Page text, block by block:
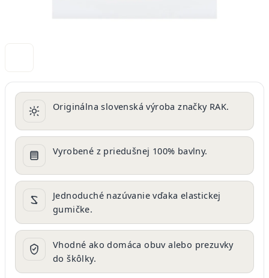
Originálna slovenská výroba značky RAK.
Vyrobené z priedušnej 100% bavlny.
Jednoduché nazúvanie vďaka elastickej
gumičke.
Vhodné ako domáca obuv alebo prezuvky
do škôlky.